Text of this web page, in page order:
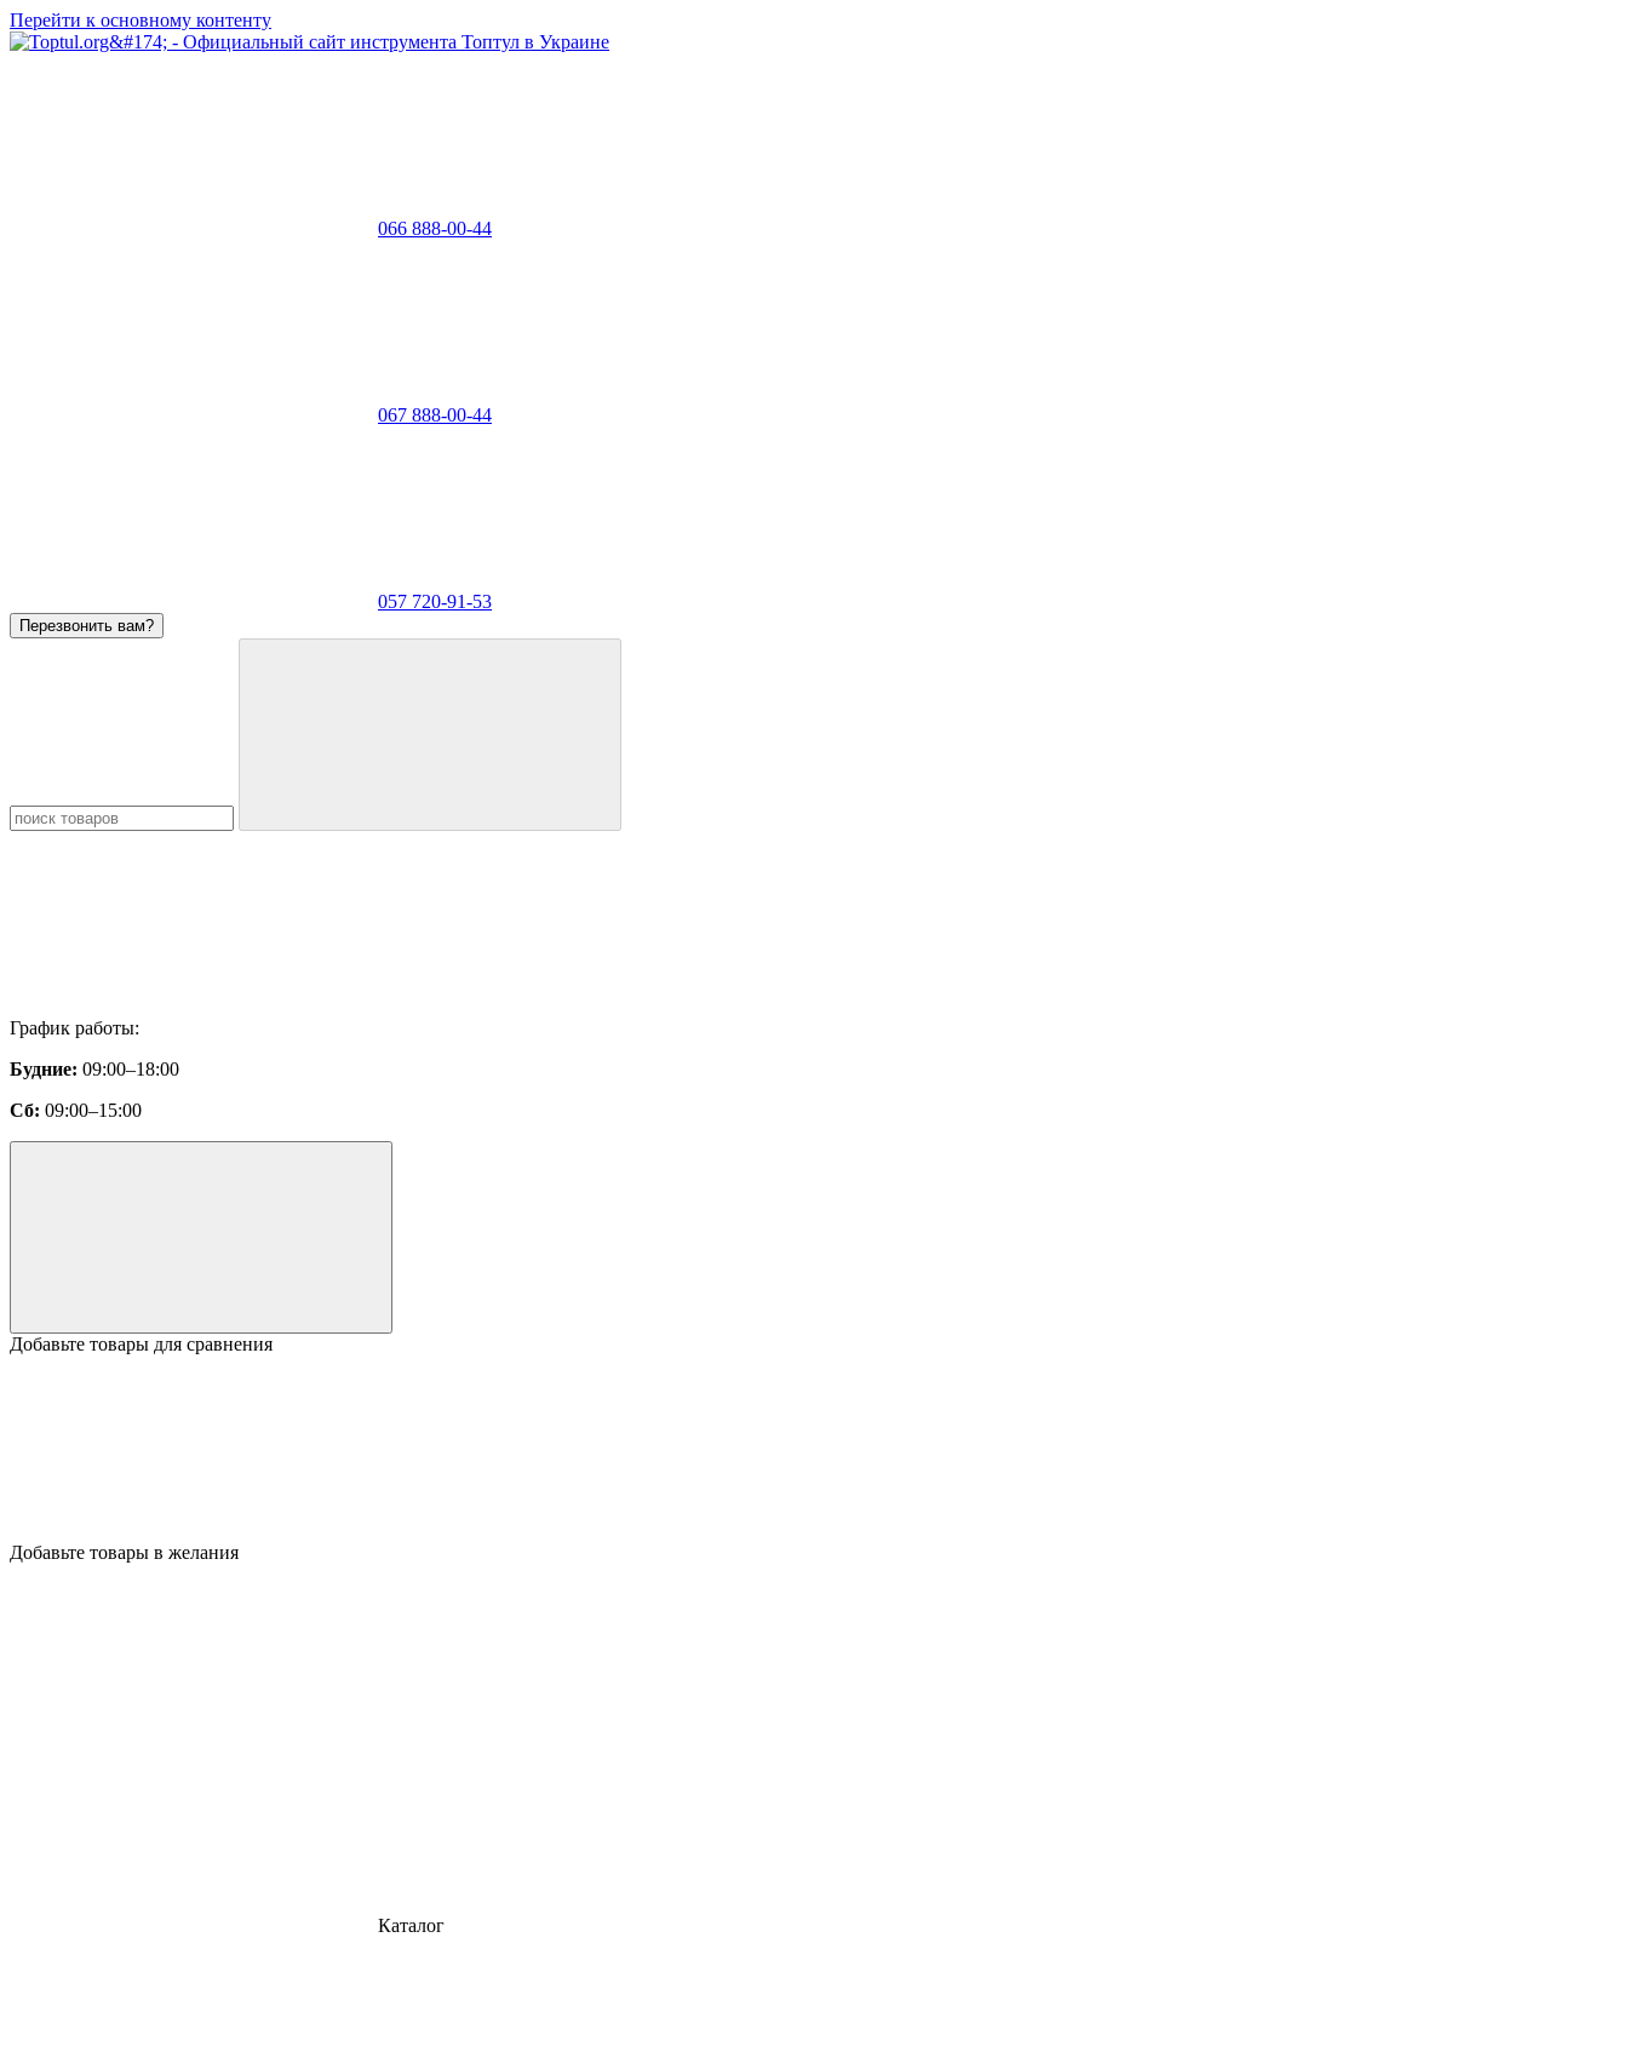
Перейти к основному контенту
066 888-00-44
067 888-00-44
057 720-91-53
Перезвонить вам?
График работы:
Будние: 09:00–18:00
Сб: 09:00–15:00
Добавьте товары для сравнения
Добавьте товары в желания
Каталог